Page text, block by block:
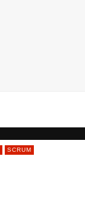
SCRUM